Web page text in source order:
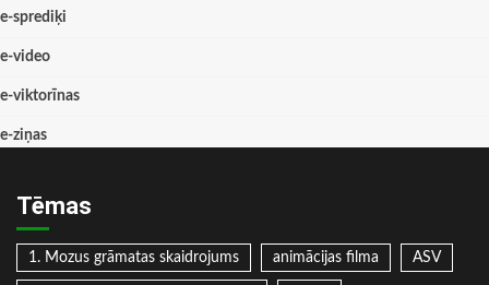
e-sprediķi
e-video
e-viktorīnas
e-ziņas
Tēmas
1. Mozus grāmatas skaidrojums animācijas filma ASV